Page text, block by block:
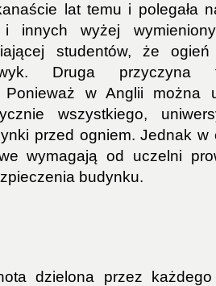
lat temu i polegała
i innych wyżej
studentów, że
Druga przyczyna
Ponieważ w Anglii można
wszystkiego,
przed ogniem. Jednak w
wymagają od uczelni
budynku.
dzielona przez